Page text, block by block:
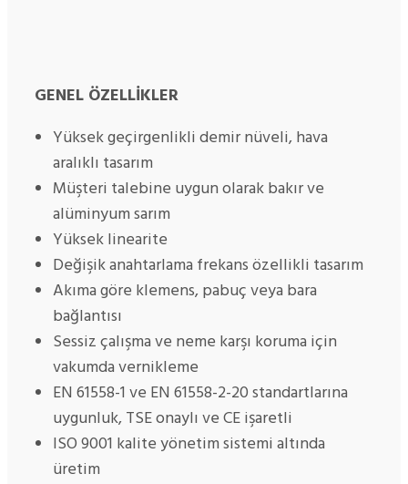
GENEL ÖZELLİKLER
Yüksek geçirgenlikli demir nüveli, hava
aralıklı tasarım
Müşteri talebine uygun olarak bakır ve
alüminyum sarım
Yüksek linearite
Değişik anahtarlama frekans özellikli tasarım
Akıma göre klemens, pabuç veya bara
bağlantısı
Sessiz çalışma ve neme karşı koruma için
vakumda vernikleme
EN 61558-1 ve EN 61558-2-20 standartlarına
uygunluk, TSE onaylı ve CE işaretli
ISO 9001 kalite yönetim sistemi altında
üretim